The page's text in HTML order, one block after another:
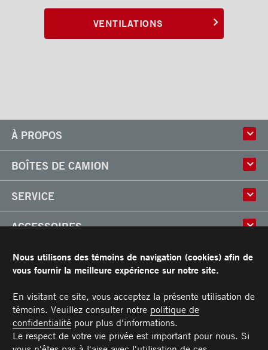
VENTILATIONS
À PROPOS
Culture
Usine
Partenaire
Carrières
BOÎTES DE CAMION
Classik
X-Treme
Boîtes réfrigérées
Arctik
SERVICE
Pièces
ACCESSOIRES
Toits
Planchers
Barres d'attaches
Éclairages
Poignées
Pare-chocs
RESSOURCES
Garantie limitée de Transit
Conditions générales
Manuel du propriétaire et Procédures d’entretien recommandées
NOUS JOINDRE
Téléphone : 514 382-0104
Sans frais :1 877 382-0104
Télécopieur :514 383-5636
Pièces :PIECES@TRANSIT.CA
Service :SERVICE@TRANSIT.CA
Ventes :VENTES@TRANSIT.CA
3600, boulevard Industriel
MEMBRE DE
Nous utilisons des témoins de navigation (cookies) afin de
vous fournir la meilleure expérience sur notre site.
En visitant ce site, vous acceptez la présente utilisation de
témoins. Veuillez consulter notre politique de
confidentialitépour plus d'informations.
Le respect de votre vie privée est important pour nous. Si